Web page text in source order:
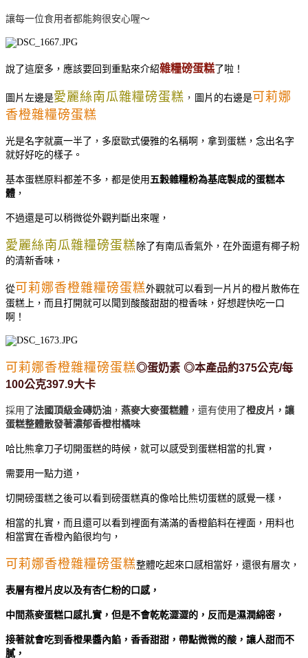
讓每一位食用者都能夠很安心喔～
說了這麼多，應該要回到重點來介紹雜糧磅蛋糕 了啦！
圖片左邊是愛麗絲南瓜雜糧磅蛋糕 ， 圖片的右邊是可莉娜
香橙雜糧磅蛋糕
光是名字就贏一半了，多麼歐式優雅的名稱啊，拿到蛋糕，念出名字
就好好吃的樣子。
基本蛋糕原料都差不多，都是使用 五穀雜糧粉為基底製成的蛋糕本
體 ，
不過還是可以稍微從外觀判斷出來喔，
愛麗絲南瓜雜糧磅蛋糕 除了有南瓜香氣外，在外面還有椰子粉
的清新香味，
從可莉娜香橙雜糧磅蛋糕外觀就可以看到一片片的橙片散佈在
蛋糕上，而且打開就可以聞到酸酸甜甜的橙香味，好想趕快吃一口
啊！
可莉娜香橙雜糧磅蛋糕◎蛋奶素 ◎本產品約375公克/每
100公克397.9大卡
採用了法國頂級金磚奶油 ， 燕麥大麥蛋糕體 ，還有使用了橙皮片，讓
蛋糕整體散發著濃郁香橙柑橘味
哈比熊拿刀子切開蛋糕的時候，就可以感受到蛋糕相當的扎實，
需要用一點力道，
切開磅蛋糕之後可以看到磅蛋糕真的像哈比熊切蛋糕的感覺一樣，
相當的扎實，而且還可以看到裡面有滿滿的香橙餡料在裡面，用料也
相當實在香橙內餡很均勻，
可莉娜香橙雜糧磅蛋糕整體吃起來口感相當好，還很有層次，
表層有橙片皮以及有杏仁粉的口感，
中間燕麥蛋糕口感扎實，但是不會乾乾澀澀的，反而是濕潤綿密，
接著就會吃到香橙果醬內餡，香香甜甜，帶點微微的酸，讓人甜而不
膩，